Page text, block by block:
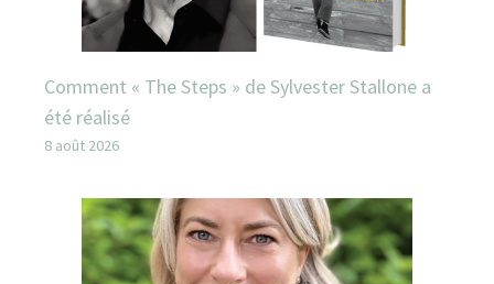
Comment « The Steps » de Sylvester Stallone a
été réalisé
8 août 2026